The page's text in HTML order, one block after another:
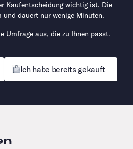
Kaufentscheidung wichtig ist. Die
und dauert nur wenige Minuten.
Umfrage aus, die zu Ihnen passt.
Ich habe bereits gekauft